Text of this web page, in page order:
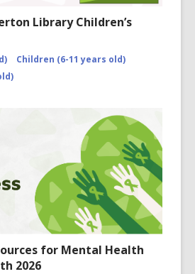
Library Children’s
Children (6-11 years old)
for Mental Health
2026